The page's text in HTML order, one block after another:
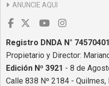
ANUNCIE AQUI
Registro DNDA N° 74570401
Propietario y Director:
Edición Nº 3921 - 8 de
Calle 838 Nº 2184 - Quilmes,